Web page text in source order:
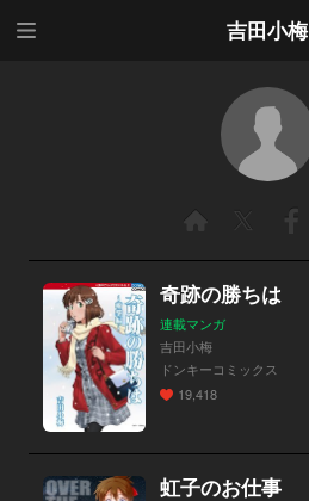
吉田小梅
奇跡の勝ちは
連載マンガ
吉田小梅
ドンキーコミックス
19,418
虹子のお仕事